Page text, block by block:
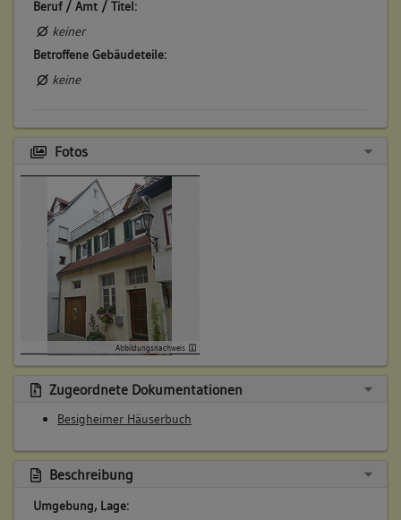
Beruf / Amt / Titel:
keiner
Betroffene Gebäudeteile:
keine
4. Besitzer:in:
(1751)
Walter, Konrad
Bemerkung Familie:
Bemerkung Besitz:
kauft 1/3 von Gottfried Saussele
Beschreibung:
Beruf / Amt / Titel:
keiner
Betroffene Gebäudeteile:
5. Besitzer:in:
Bemerkung Familie:
geb. Schleicher
Bemerkung Besitz:
Fotos
Abbildungsnachweis
Zugeordnete Dokumentationen
Besigheimer Häuserbuch
Beschreibung
Umgebung, Lage: